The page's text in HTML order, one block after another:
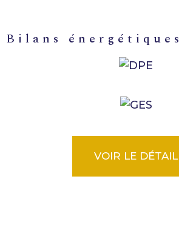
bilans énergétiques
VOIR LE DÉTAIL